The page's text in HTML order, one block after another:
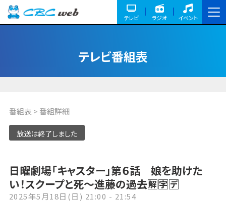
テレビ ラジオ イベント
テレビ番組表
番組表 > 番組詳細
放送は終了しました
日曜劇場「キャスター」第６話 娘を助けた
い！スクープと死〜進藤の過去🈖🈑🈓
2025年5月18日(日) 21:00 - 21:54